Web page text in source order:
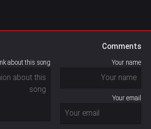
Comments
Your name
Your email
about this song